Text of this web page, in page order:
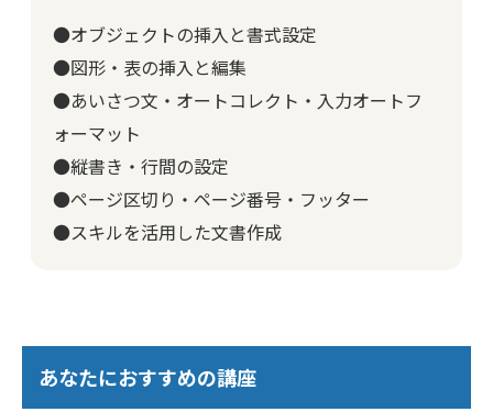
●オブジェクトの挿入と書式設定
●図形・表の挿入と編集
●あいさつ文・オートコレクト・入力オートフ
ォーマット
●縦書き・行間の設定
●ページ区切り・ページ番号・フッター
●スキルを活用した文書作成
あなたにおすすめの講座